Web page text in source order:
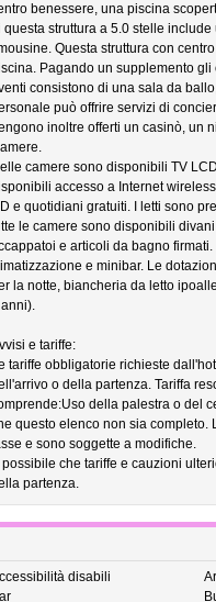
benessere, una piscina
questa struttura a 5.0 stelle
Questa struttura con
Pagando un supplemento gli
consistono di una sala da
può offrire servizi di
inoltre offerti un casinò, un
camere sono disponibili TV
accesso a Internet
e quotidiani gratuiti. I letti sono
le camere sono disponibili
e articoli da bagno
e minibar. Le
la notte, biancheria da letto
e tariffe:
tariffe obbligatorie richieste
o della partenza. Tariffa
della palestra o del
questo elenco non sia
e sono soggette a modifiche.
possibile che tariffe e cauzioni
partenza.
disabili